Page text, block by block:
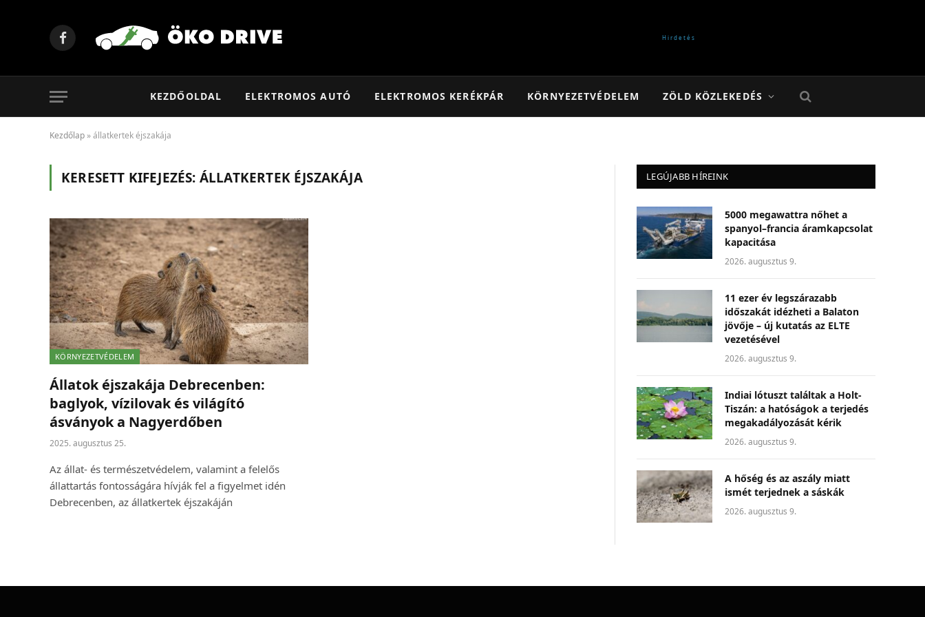
Facebook
KEZDŐOLDAL ELEKTROMOS AUTÓ ELEKTROMOS KERÉKPÁR KÖRNYEZETVÉDELEM ZÖLD KÖZLEKEDÉS
Kezdőlap »állatkertek éjszakája
KERESETT KIFEJEZÉS: ÁLLATKERTEK ÉJSZAKÁJA
KÖRNYEZETVÉDELEM
Állatok éjszakája Debrecenben:
baglyok, vízilovak és világító
ásványok a Nagyerdőben
2025. augusztus 25.
Az állat- és természetvédelem, valamint a felelős
állattartás fontosságára hívják fel a figyelmet idén
Debrecenben, az állatkertek éjszakáján
LEGÚJABB HÍREINK
5000 megawattra nőhet a
spanyol–francia áramkapcsolat
kapacitása
2026. augusztus 9.
11 ezer év legszárazabb
időszakát idézheti a Balaton
jövője – új kutatás az ELTE
vezetésével
2026. augusztus 9.
Indiai lótuszt találtak a Holt-
Tiszán: a hatóságok a terjedés
megakadályozását kérik
2026. augusztus 9.
A hőség és az aszály miatt
ismét terjednek a sáskák
2026. augusztus 9.